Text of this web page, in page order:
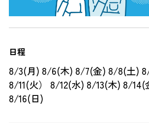
日程
8/3(月) 8/6(木) 8/7(金) 8/8(土)
8/11(火） 8/12(水) 8/13(木) 8/14(
8/16(日)